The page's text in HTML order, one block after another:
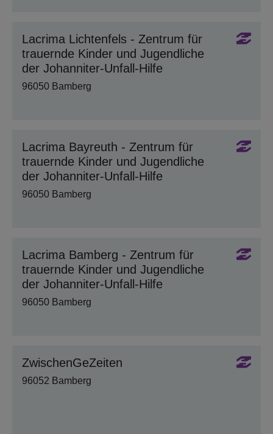
Lacrima Lichtenfels - Zentrum für
trauernde Kinder und Jugendliche
der Johanniter-Unfall-Hilfe
96050 Bamberg
Lacrima Bayreuth - Zentrum für
trauernde Kinder und Jugendliche
der Johanniter-Unfall-Hilfe
96050 Bamberg
Lacrima Bamberg - Zentrum für
trauernde Kinder und Jugendliche
der Johanniter-Unfall-Hilfe
96050 Bamberg
ZwischenGeZeiten
96052 Bamberg